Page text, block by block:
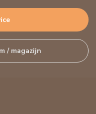
/ magazijn